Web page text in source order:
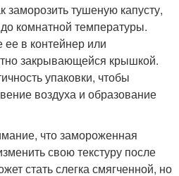
заморозить тушеную капусту,
комнатной температуры.
ее в контейнер или
закрывающейся крышкой.
упаковки, чтобы
воздуха и образование
что замороженная
свою текстуру после
стать слегка смягченной, но